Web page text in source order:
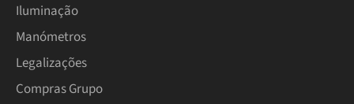
Iluminação
Manómetros
Legalizações
Compras Grupo